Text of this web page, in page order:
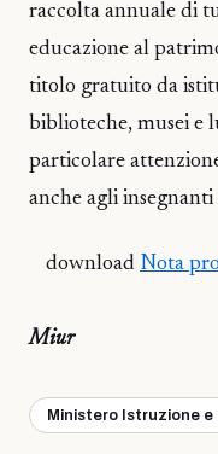
raccolta annuale di
educazione al
titolo gratuito da
biblioteche, musei e
particolare
anche agli
download Nota
Miur
Ministero Istruzione e